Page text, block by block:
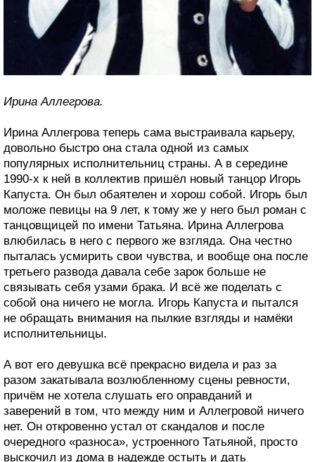
Ирина Аллегрова.
Ирина Аллегрова теперь сама выстраивала карьеру,
довольно быстро она стала одной из самых
популярных исполнительниц страны. А в середине
1990-х к ней в коллектив пришёл новый танцор Игорь
Капуста. Он был обаятелен и хорош собой. Игорь был
моложе певицы на 9 лет, к тому же у него был роман с
танцовщицей по имени Татьяна. Ирина Аллегрова
влюбилась в него с первого же взгляда. Она честно
пыталась усмирить свои чувства, и вообще она после
третьего развода давала себе зарок больше не
связывать себя узами брака. И всё же поделать с
собой она ничего не могла. Игорь Капуста и пытался
не обращать внимания на пылкие взгляды и намёки
исполнительницы.
А вот его девушка всё прекрасно видела и раз за
разом закатывала возлюбленному сцены ревности,
причём не хотела слушать его оправданий и
заверений в том, что между ним и Аллегровой ничего
нет. Он откровенно устал от скандалов и после
очередного «разноса», устроенного Татьяной, просто
выскочил из дома в надежде остыть и дать